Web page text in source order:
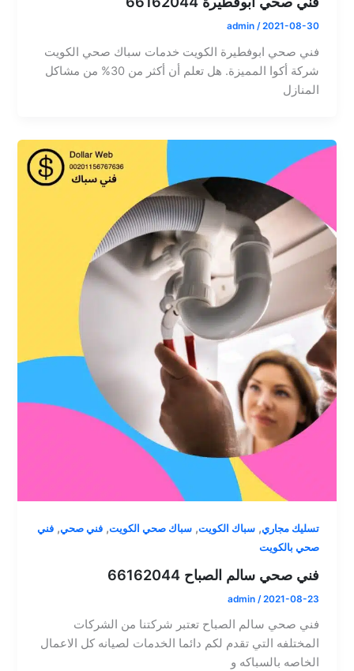
admin /2021-08-30
فني صحي ابوفطيرة الكويت خدمات سباك صحي الكويت
شركة أكوا المميزة. هل تعلم أن أكثر من 30% من مشاكل
المنازل
تسليك مجاري,سباك الكويت,سباك صحي الكويت,فني صحي,فني
صحي بالكويت
فني صحي سالم الصباح 66162044
admin /2021-08-23
فني صحي سالم الصباح تعتبر شركتنا من الشركات
المختلفه التي تقدم لكم دائما الخدمات لصيانه كل الاعمال
الخاصه بالسباكه و